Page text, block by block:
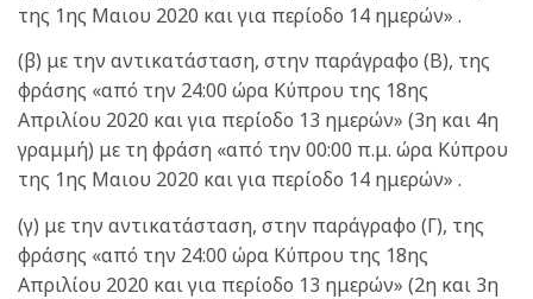
της 1ης Μαιου 2020 και για περίοδο 14 ημερών» .
(β) με την αντικατάσταση, στην παράγραφο (Β), της
φράσης «από την 24:00 ώρα Κύπρου της 18ης
Απριλίου 2020 και για περίοδο 13 ημερών» (3η και 4η
γραμμή) με τη φράση «από την 00:00 π.μ. ώρα Κύπρου
της 1ης Μαιου 2020 και για περίοδο 14 ημερών» .
(γ) με την αντικατάσταση, στην παράγραφο (Γ), της
φράσης «από την 24:00 ώρα Κύπρου της 18ης
Απριλίου 2020 και για περίοδο 13 ημερών» (2η και 3η